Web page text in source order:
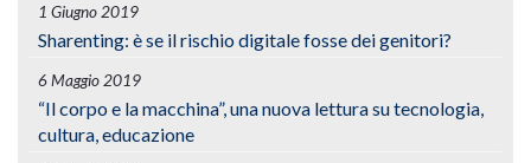
1 Giugno 2019
Sharenting: è se il rischio digitale fosse dei genitori?
6 Maggio 2019
“Il corpo e la macchina”, una nuova lettura su tecnologia,
cultura, educazione